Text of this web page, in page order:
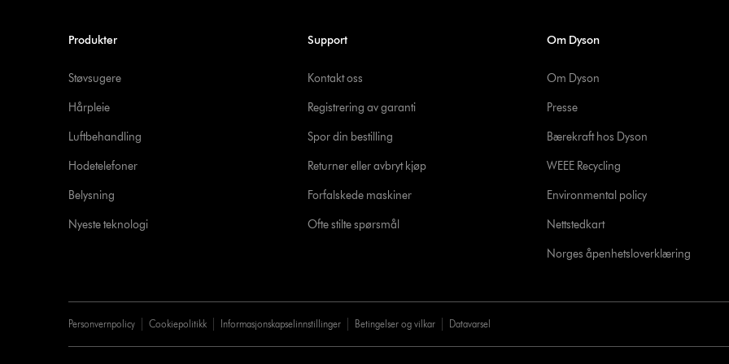
Produkter
Støvsugere
Hårpleie
Luftbehandling
Hodetelefoner
Belysning
Nyeste teknologi
Support
Kontakt oss
Registrering av garanti
Spor din bestilling
Returner eller avbryt kjøp
Forfalskede maskiner
Ofte stilte spørsmål
Om Dyson
Om Dyson
Presse
Bærekraft hos Dyson
WEEE Recycling
Environmental policy
Nettstedkart
Norges åpenhetsloverklæring
Personvernpolicy Cookiepolitikk Informasjonskapselinnstillinger Betingelser og vilkar Datavarsel